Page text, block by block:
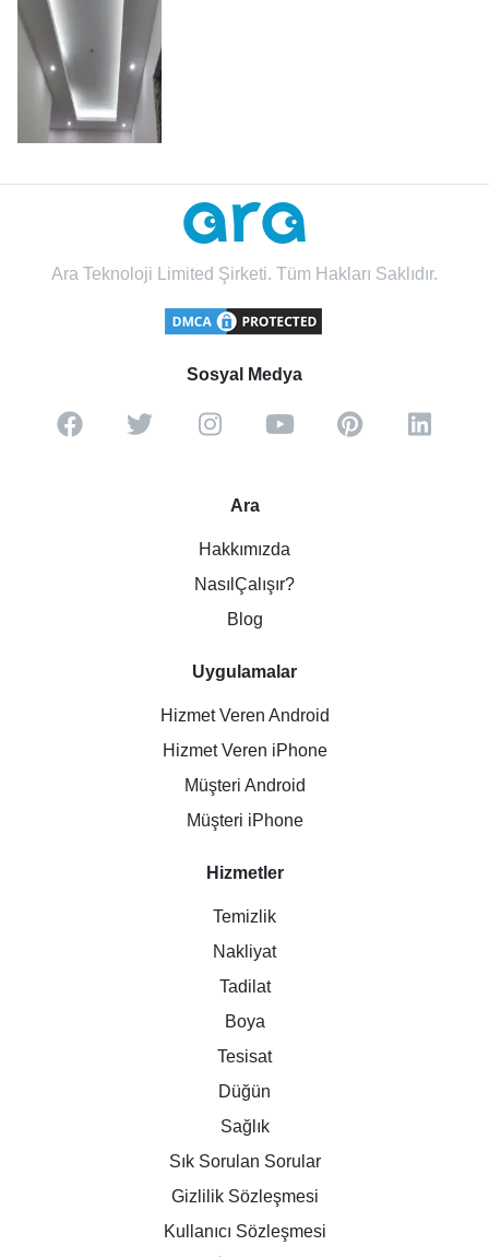
Ara Teknoloji Limited Şirketi. Tüm Hakları Saklıdır.
Sosyal Medya
Ara
Hakkımızda
NasılÇalışır?
Blog
Uygulamalar
Hizmet Veren Android
Hizmet Veren iPhone
Müşteri Android
Müşteri iPhone
Hizmetler
Temizlik
Nakliyat
Tadilat
Boya
Tesisat
Düğün
Sağlık
Sık Sorulan Sorular
Gizlilik Sözleşmesi
Kullanıcı Sözleşmesi